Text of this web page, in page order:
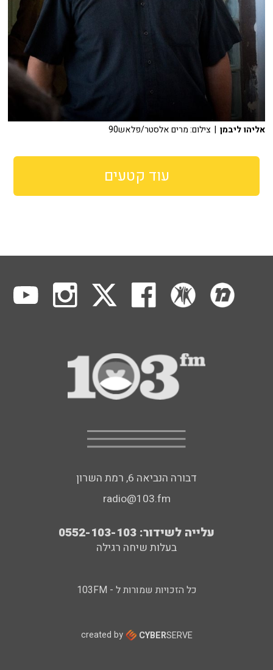
אליהו ליבמן | צילום: מרים אלסטר/פלאש90
עוד קטעים
דבורה הנביאה 6, רמת השרון
radio@103.fm
עלייה לשידור: 0552-103-103
בעלות שיחה רגילה
כל הזכויות שמורות ל - 103FM
created by CYBERSERVE